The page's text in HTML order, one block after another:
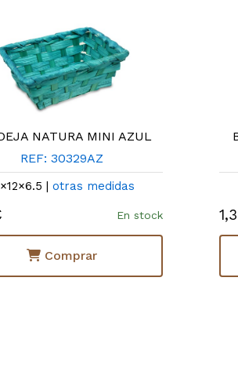
NATURA MINI AZUL
REF: 30329AZ
|otras medidas
En stock
Comprar